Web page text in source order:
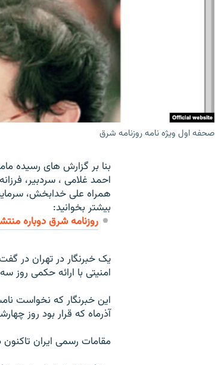
صحفه اول ویژه نامه روزنامه شرق
بنا بر گزارش های رسيده
احمد غلامی ، سردبير،
همراه علی خدابخش، سرمايه
بیشتر بخوانید:
روزنامه شرق دوباره
يک خبرنگار در تهران در
امنيتی با ارائه حکمی روز
اين خبرنگار که نخواست
آذرماه که قرار بود روز
مقامات رسمی ايران تاکنون